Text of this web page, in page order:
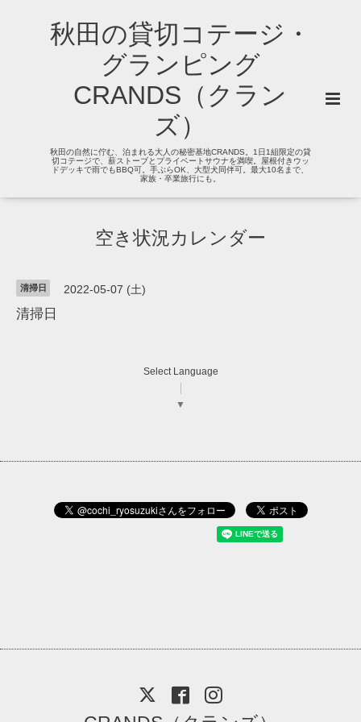
秋田の貸切コテージ・
グランピング
CRANDS（クラン
ズ）
秋田の自然に佇む、泊まれる大人の秘密基地CRANDS。1日1組限定の貸
切コテージで、薪ストーブとプライベートサウナを満喫。屋根付きウッ
ドデッキで雨でもBBQ可。手ぶらOK、大型犬同伴可。最大10名まで、
家族・卒業旅行にも。
空き状況カレンダー
清掃日 2022-05-07 (土)
清掃日
Select Language
▼